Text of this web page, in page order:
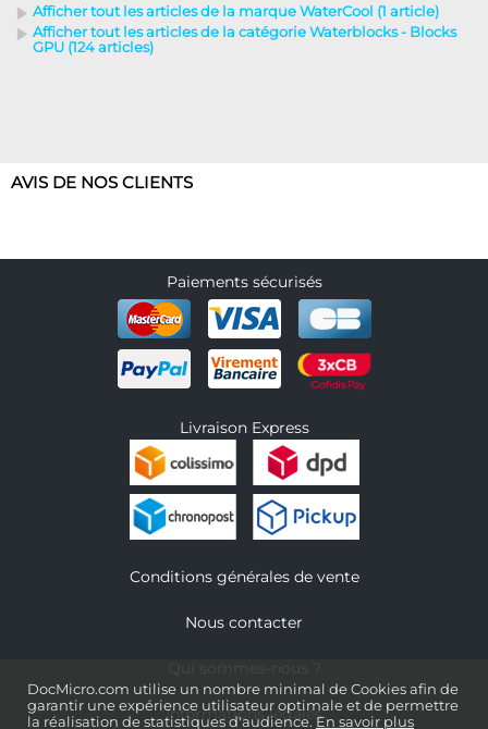
DocMicro.com utilise un nombre minimal de Cookies afin de
garantir une expérience utilisateur optimale et de permettre
la réalisation de statistiques d'audience. En savoir plus
Afficher tout les articles de la marque WaterCool (1 article)
Afficher tout les articles de la catégorie Waterblocks - Blocks
GPU (124 articles)
AVIS DE NOS CLIENTS
Paiements sécurisés
Livraison Express
Conditions générales de vente
Nous contacter
Informations légales